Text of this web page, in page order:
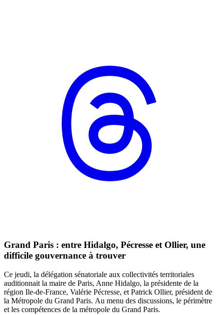
Grand Paris : entre Hidalgo, Pécresse et Ollier, une
difficile gouvernance à trouver
Ce jeudi, la délégation sénatoriale aux collectivités territoriales
auditionnait la maire de Paris, Anne Hidalgo, la présidente de la
région Ile-de-France, Valérie Pécresse, et Patrick Ollier, président de
la Métropole du Grand Paris. Au menu des discussions, le périmètre
et les compétences de la métropole du Grand Paris.